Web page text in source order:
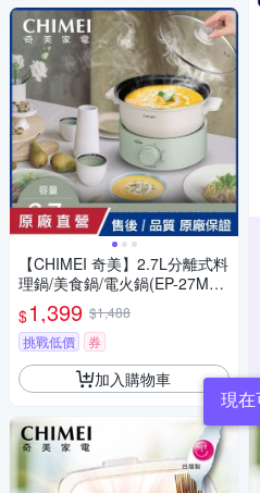
【CHIMEI 奇美】2.7L分離式料
理鍋/美食鍋/電火鍋(EP-27MC3
0)
$1,399 $1,488
挑戰低價
券
加入購物車
現在